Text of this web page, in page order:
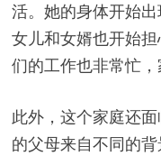
活。她的身体开始出
女儿和女婿也开始
们的工作也非常忙，
此外，这个家庭还
的父母来自不同的